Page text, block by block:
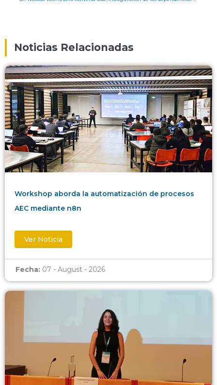
Noticias Relacionadas
Workshop aborda la automatización de procesos
AEC mediante n8n
Ver Noticia
Fecha: 07 - August - 2026